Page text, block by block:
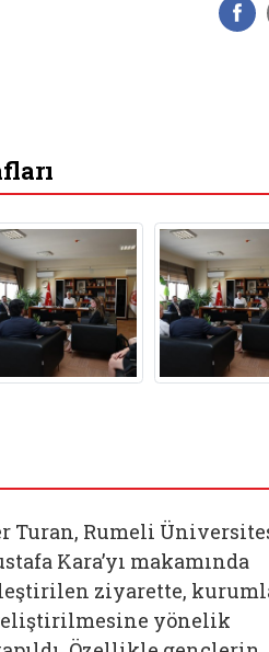
Turan, Rumeli
Kara’yı makamında
ziyarette,
yönelik